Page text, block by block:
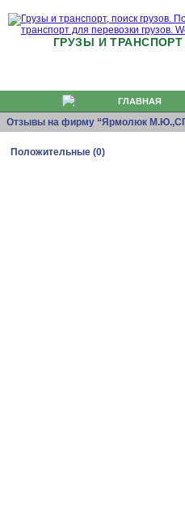
ГРУЗЫ И
ГЛАВНАЯ
Отзывы на фирму “Ярмолюк
Положительные (0)